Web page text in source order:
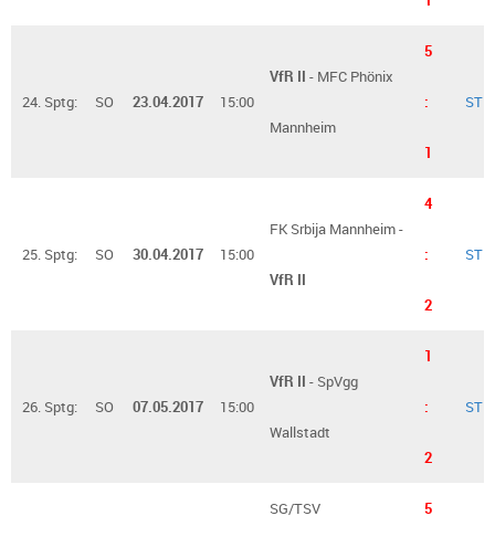
24. Sptg: SO 23.04.2017 15:00
VfR II - MFC Phönix
Mannheim
5
:
1
ST
25. Sptg: SO 30.04.2017 15:00
FK Srbija Mannheim -
VfR II
4
:
2
ST
26. Sptg: SO 07.05.2017 15:00
VfR II - SpVgg
Wallstadt
1
:
2
ST
SG/TSV 5